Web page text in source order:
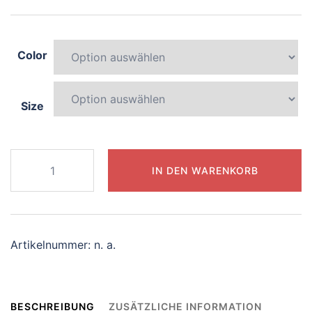
Color
Size
splendid-
zebra
Menge
IN DEN WARENKORB
Artikelnummer: n. a.
BESCHREIBUNG
ZUSÄTZLICHE INFORMATION